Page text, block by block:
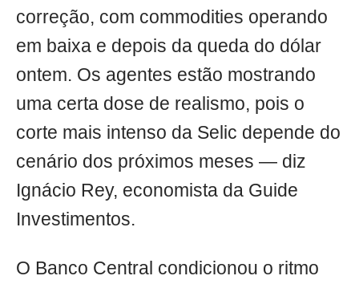
correção, com commodities operando
em baixa e depois da queda do dólar
ontem. Os agentes estão mostrando
uma certa dose de realismo, pois o
corte mais intenso da Selic depende do
cenário dos próximos meses — diz
Ignácio Rey, economista da Guide
Investimentos.
O Banco Central condicionou o ritmo